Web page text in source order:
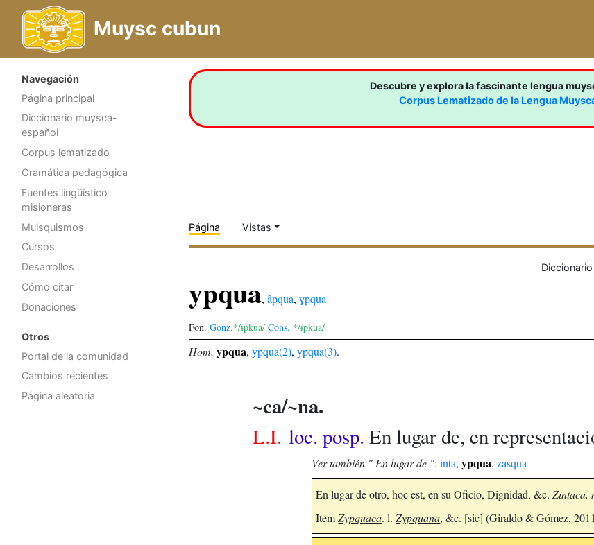
Muysc cubun
Navegación
Página principal
Diccionario muysca-
español
Corpus lematizado
Gramática pedagógica
Fuentes lingüístico-
misioneras
Muisquismos
Cursos
Desarrollos
Cómo citar
Donaciones
Otros
Portal de la comunidad
Cambios recientes
Página aleatoria
Descubre y explora la fascinante lengua
Corpus Lematizado de la Lengua
Página Vistas
ypqua, âpqua, ɣpqua
Fon. Gonz.*/ɨpkua/ Cons. */ɨpkua/
Hom. ypqua, ypqua(2), ypqua(3).
~ca/~na.
L.I. loc. posp. En lugar de, en
Ver también " En lugar de ":inta,ypqua,zasqua
En lugar de otro, hoc est, en su Oficio, Dignidad, &c.Zintaca,
ItemZypquaca. l.Zypquana, &c. [sic] (Giraldo & Gómez,